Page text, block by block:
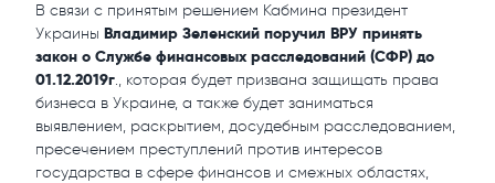
В связи с принятым решением Кабмина президент
Украины Владимир Зеленский поручил ВРУ принять
закон о Службе финансовых расследований (СФР) до
01.12.2019г., которая будет призвана защищать права
бизнеса в Украине, а также будет заниматься
выявлением, раскрытием, досудебным расследованием,
пресечением преступлений против интересов
государства в сфере финансов и смежных областях,